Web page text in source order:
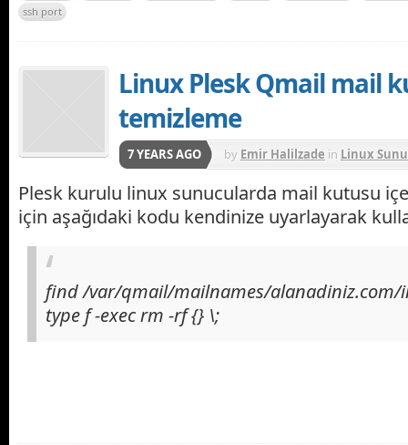
ssh port
Linux Plesk Qmail mail
temizleme
7 YEARS AGO by Emir Halilzade in Linux
Plesk kurulu linux sunucularda mail kutusu
için aşağıdaki kodu kendinize uyarlayarak
find /var/qmail/mailnames/
type f -exec rm -rf {} \;